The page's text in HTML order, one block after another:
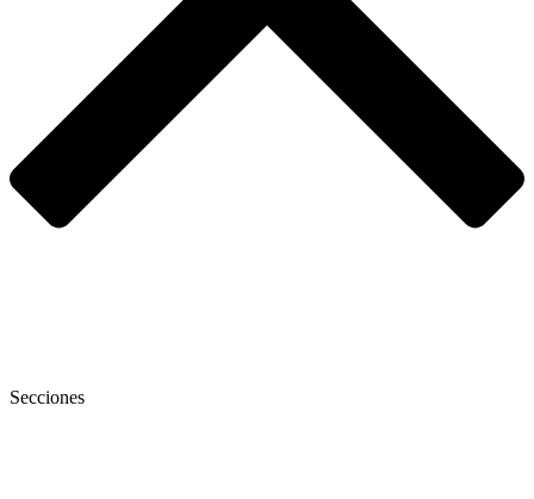
Secciones